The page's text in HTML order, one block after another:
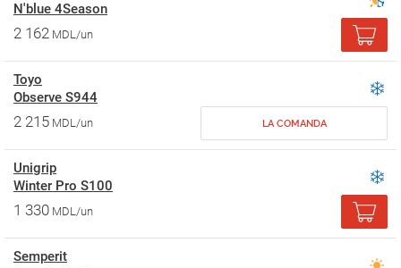
N'blue 4Season
2 162 MDL/un
Toyo
Observe S944
2 215 MDL/un LA COMANDA
Unigrip
Winter Pro S100
1 330 MDL/un
Semperit